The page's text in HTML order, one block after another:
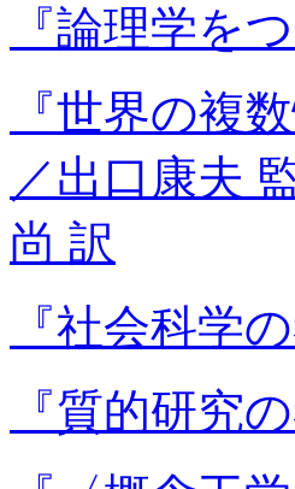
『論理学を
『世界の複
／出口康夫
尚 訳
『社会科学
『質的研究